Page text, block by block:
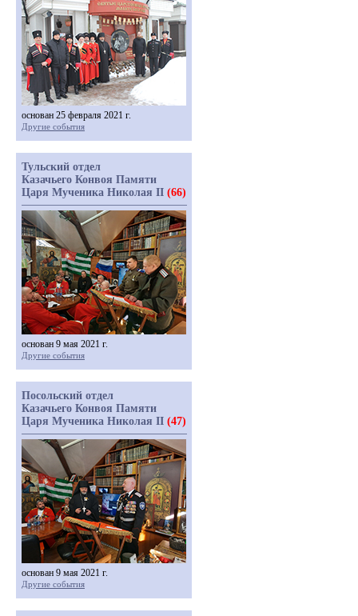
основан 25 февраля 2021 г.
Другие события
Тульский отдел
Казачьего Конвоя Памяти
Царя Мученика Николая II (66)
основан 9 мая 2021 г.
Другие события
Посольский отдел
Казачьего Конвоя Памяти
Царя Мученика Николая II (47)
основан 9 мая 2021 г.
Другие события